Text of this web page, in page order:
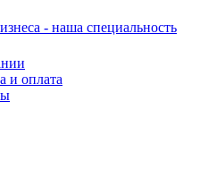
- наша специальность
и оплата